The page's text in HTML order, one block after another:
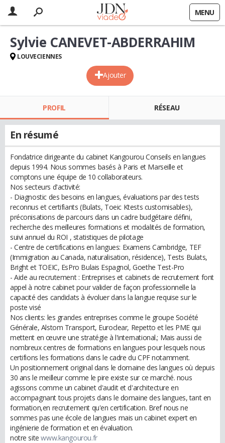
MENU
Ajouter
Sylvie CANEVET-ABDERRAHIM
LOUVECIENNES
PROFIL RÉSEAU
En résumé
Fondatrice dirigeante du cabinet Kangourou Conseils en langues
depuis 1994. Nous sommes basés à Paris et Marseille et
comptons une équipe de 10 collaborateurs.
Nos secteurs d'activité:
- Diagnostic des besoins en langues, évaluations par des tests
reconnus et certifiants (Bulats, Toeic Ktests customisables),
préconisations de parcours dans un cadre budgétaire défini,
recherche des meilleures formations et modalités de formation,
suivi annuel du ROI , statistiques de pilotage
- Centre de certifications en langues: Examens Cambridge, TEF
(Immigration au Canada, naturalisation, résidence), Tests Bulats,
Bright et TOEIC, EsPro Bulais Espagnol, Goethe Test-Pro
- Aide au recrutement : Entreprises et cabinets de recrutement font
appel à notre cabinet pour valider de façon professionnelle la
capacité des candidats à évoluer dans la langue requise sur le
poste visé
Nos clients: les grandes entreprises comme le groupe Société
Générale, Alstom Transport, Euroclear, Repetto et les PME qui
mettent en œuvre une stratégie à l'international.; Mais aussi de
nombreux centres de formations en langues pour lesquels nous
certifions les formations dans le cadre du CPF notamment.
Un positionnement original dans le domaine des langues où depuis
30 ans le meilleur comme le pire existe sur ce marché. nous
agissons comme un cabinet d'audit et d'architecture en
accompagnant tous projets dans le domaine des langues, tant en
formation,en recrutement qu'en certification. Bref nous ne
sommes pas une école de langues mais un cabinet expert en
ingénierie de formation et en évaluation.
notre sitewww.kangourou.fr